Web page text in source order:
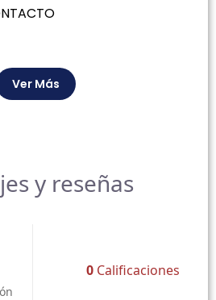
Ver Más
y reseñas
0 Calificaciones